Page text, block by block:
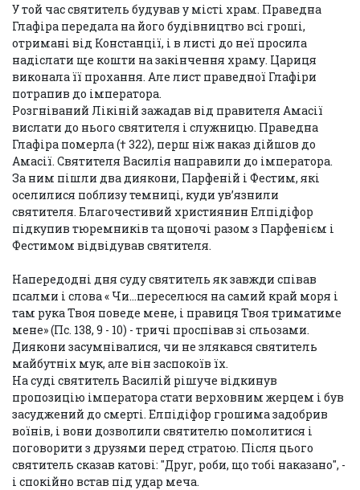
У той час святитель будував у місті храм. Праведна
Глафіра передала на його будівництво всі гроші,
отримані від Констанції, і в листі до неї просила
надіслати ще кошти на закінчення храму. Цариця
виконала її прохання. Але лист праведної Глафіри
потрапив до імператора.
Розгніваний Лікіній зажадав від правителя Амасії
вислати до нього святителя і служницю. Праведна
Глафіра померла († 322), перш ніж наказ дійшов до
Амасії. Святителя Василія направили до імператора.
За ним пішли два диякони, Парфеній і Фестим, які
оселилися поблизу темниці, куди ув’язнили
святителя. Благочестивий християнин Елпідіфор
підкупив тюремників та щоночі разом з Парфенієм і
Фестимом відвідував святителя.
Напередодні дня суду святитель як завжди співав
псалми і слова « Чи…переселюся на самий край моря і
там рука Твоя поведе мене, і правиця Твоя триматиме
мене» (Пс. 138, 9 - 10) - тричі проспівав зі сльозами.
Диякони засумнівалися, чи не злякався святитель
майбутніх мук, але він заспокоїв їх.
На суді святитель Василій рішуче відкинув
пропозицію імператора стати верховним жерцем і був
засуджений до смерті. Елпідіфор грошима задобрив
воїнів, і вони дозволили святителю помолитися і
поговорити з друзями перед стратою. Після цього
святитель сказав катові: "Друг, роби, що тобі наказано", -
і спокійно встав під удар меча.